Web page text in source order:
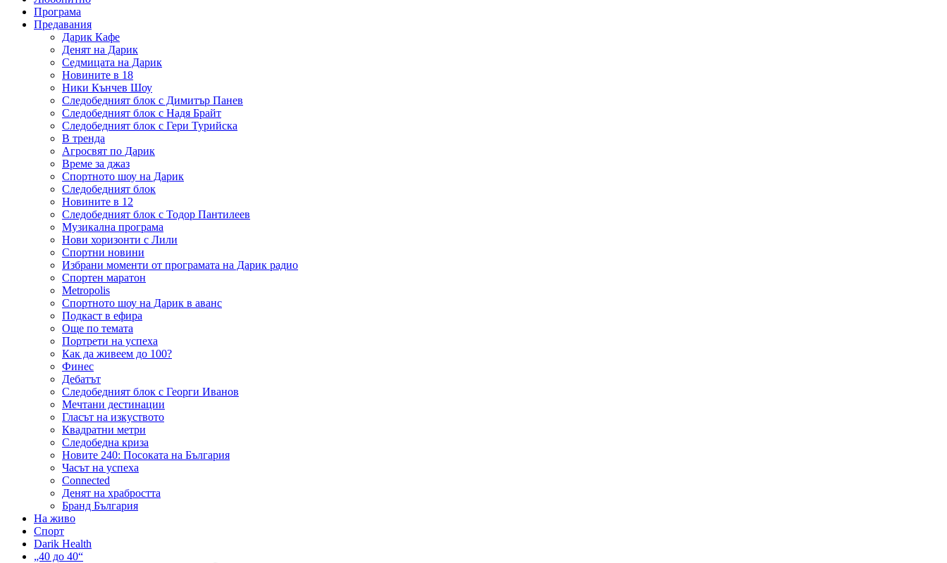
Програма
Предавания
Дарик Кафе
Денят на Дарик
Седмицата на Дарик
Новините в 18
Ники Кънчев Шоу
Следобедният блок с Димитър Панев
Следобедният блок с Надя Брайт
Следобедният блок с Гери Турийска
В тренда
Агросвят по Дарик
Време за джаз
Спортното шоу на Дарик
Следобедният блок
Новините в 12
Следобедният блок с Тодор Пантилеев
Музикална програма
Нови хоризонти с Лили
Спортни новини
Избрани моменти от програмата на Дарик радио
Спортен маратон
Metropolis
Спортното шоу на Дарик в аванс
Подкаст в ефира
Още по темата
Портрети на успеха
Как да живеем до 100?
Финес
Дебатът
Следобедният блок с Георги Иванов
Мечтани дестинации
Гласът на изкуството
Квадратни метри
Следобедна криза
Новите 240: Посоката на България
Часът на успеха
Connected
Денят на храбростта
Бранд България
На живо
Спорт
Darik Health
„40 до 40“